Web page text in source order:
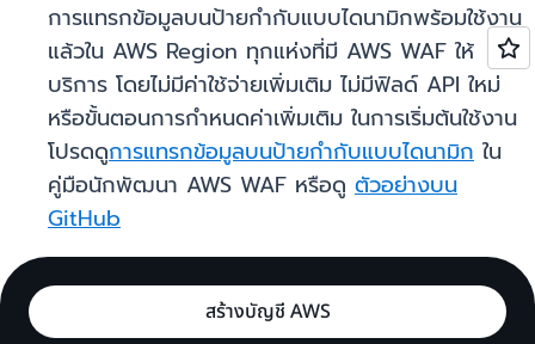
การแทรกข้อมูลบนป้ายกำกับแบบไดนามิกพร้อมใช้งาน
แล้วใน AWS Region ทุกแห่งที่มี AWS WAF ให้
บริการ โดยไม่มีค่าใช้จ่ายเพิ่มเติม ไม่มีฟิลด์ API ใหม่
หรือขั้นตอนการกำหนดค่าเพิ่มเติม ในการเริ่มต้นใช้งาน
โปรดดูการแทรกข้อมูลบนป้ายกำกับแบบไดนามิก ใน
คู่มือนักพัฒนา AWS WAF หรือดู ตัวอย่างบน
GitHub
สร้างบัญชี AWS